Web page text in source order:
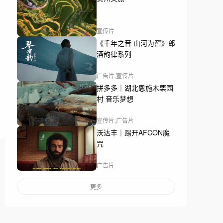
宣传片
《千年之音 山河为窖》郎
酒韵律系列
广告片,宣传片
拼多多｜湖北恩施木栗园
村 音乐梦想
宣传片,广告片
沃达丰｜踢开AFCON魔
咒
广告片
更多